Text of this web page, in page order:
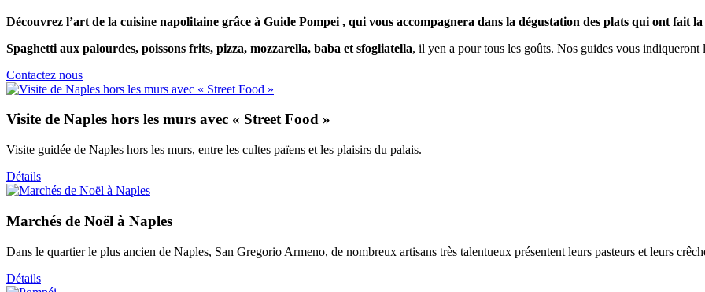
Découvrez l’art de la cuisine napolitaine grâce à Guide Pompei , qui vous accompagnera dans la dégustation des plats qui ont fait
Spaghetti aux palourdes, poissons frits, pizza, mozzarella, baba et sfogliatella, il yen a pour tous les goûts. Nos guides vous
Contactez nous
Visite de Naples hors les murs avec « Street Food »
Visite guidée de Naples hors les murs, entre les cultes païens et les plaisirs du palais.
Détails
Marchés de Noël à Naples
Dans le quartier le plus ancien de Naples, San Gregorio Armeno, de nombreux artisans très talentueux présentent leurs pasteurs et leurs
Détails